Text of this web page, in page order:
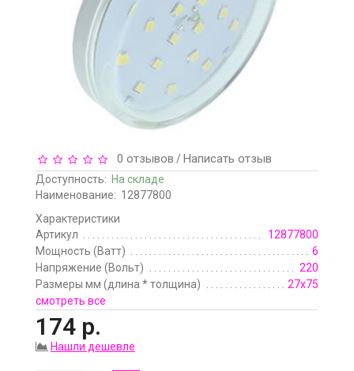
0 отзывов /Написать отзыв
Доступность: На складе
Наименование: 12877800
Характеристики
Артикул
12877800
Мощность (Ватт)
6
Напряжение (Вольт)
220
Размеры мм (длина * толщина)
27х75
смотреть все
174 р.
Нашли дешевле